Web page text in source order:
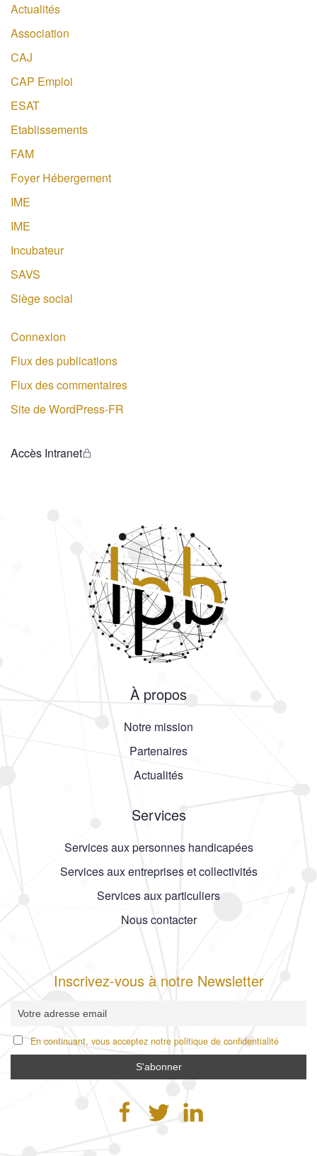
Actualités
Association
CAJ
CAP Emploi
ESAT
Etablissements
FAM
Foyer Hébergement
IME
IME
Incubateur
SAVS
Siège social
Connexion
Flux des publications
Flux des commentaires
Site de WordPress-FR
Accès Intranet
À propos
Notre mission
Partenaires
Actualités
Services
Services aux personnes handicapées
Services aux entreprises et collectivités
Services aux particuliers
Nous contacter
Inscrivez-vous à notre Newsletter
En continuant, vous acceptez notre politique de confidentialité